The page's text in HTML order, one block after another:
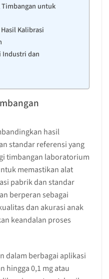
Timbangan untuk
Kalibrasi
Industri dan
hasil
standar referensi yang
timbangan laboratorium
memastikan alat
pabrik dan standar
berperan sebagai
dan akurasi anak
keandalan proses
dalam berbagai aplikasi
hingga 0,1 mg atau